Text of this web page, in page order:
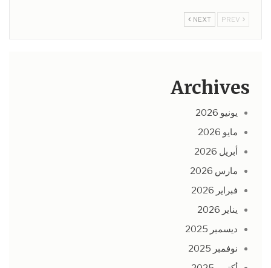
NEXT
Archives
يونيو 2026
مايو 2026
أبريل 2026
مارس 2026
فبراير 2026
يناير 2026
ديسمبر 2025
نوفمبر 2025